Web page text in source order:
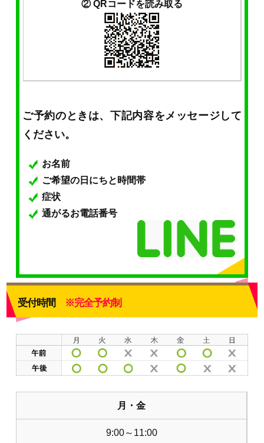
② QRコードを読み取る
ご予約のときは、下記内容をメッセージして
ください。
お名前
ご希望の日にちと時間帯
症状
通がるお電話番号
受付時間 ※完全予約制
月・金
9:00～11:00